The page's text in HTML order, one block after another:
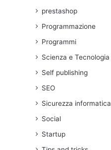
prestashop
Programmazione
Programmi
Scienza e Tecnologia
Self publishing
SEO
Sicurezza informatica
Social
Startup